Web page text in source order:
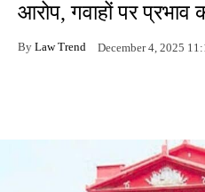
आरोप, गवाहों पर प्रभाव
By Law Trend December 4, 2025